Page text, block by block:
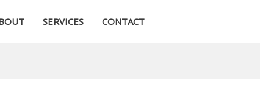
SERVICES CONTACT